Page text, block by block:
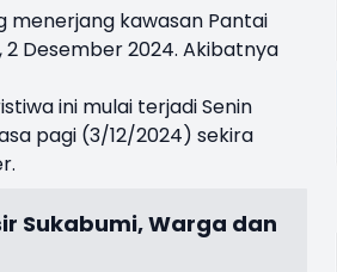
menerjang kawasan Pantai
2 Desember 2024. Akibatnya
ini mulai terjadi Senin
pagi (3/12/2024) sekira
Sukabumi, Warga dan